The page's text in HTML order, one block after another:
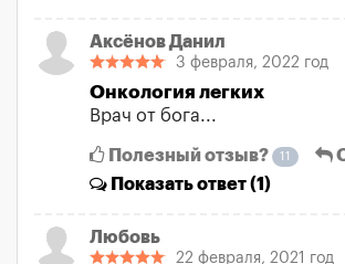
Аксёнов Данил
3 февраля, 2022 год
Онкология легких
Врач от бога...
Полезный отзыв? 11
Показатьответ (1)
Любовь
22 февраля, 2021 год